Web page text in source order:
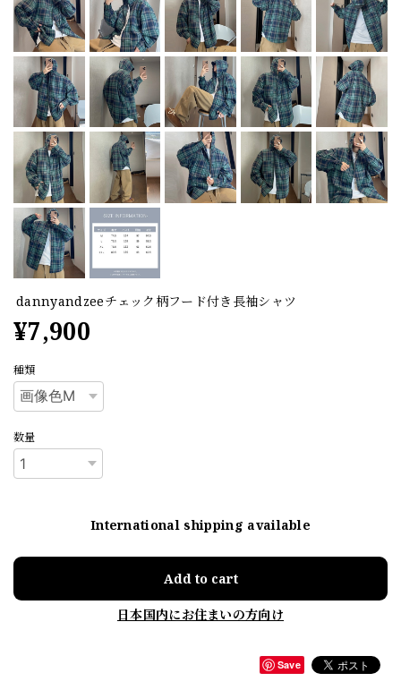
dannyandzeeチェック柄フード付き長袖シャツ
¥7,900
種類
数量
International shipping available
Add to cart
日本国内にお住まいの方向け
Save